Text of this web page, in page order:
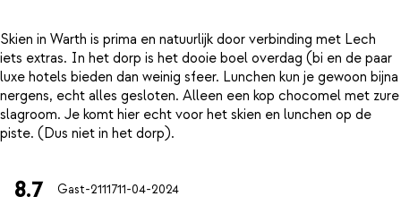
Skien in Warth is prima en natuurlijk door verbinding met Lech
iets extras. In het dorp is het dooie boel overdag (bi en de paar
luxe hotels bieden dan weinig sfeer. Lunchen kun je gewoon bijna
nergens, echt alles gesloten. Alleen een kop chocomel met zure
slagroom. Je komt hier echt voor het skien en lunchen op de
8.7 Gast-2111711-04-2024